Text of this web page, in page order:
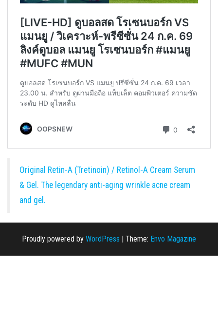
Original Retin-A (Tretinoin) / Retinol-A Cream Serum
& Gel. The legendary anti-aging wrinkle acne cream
and gel.
Proudly powered by WordPress | Theme: Envo Magazine